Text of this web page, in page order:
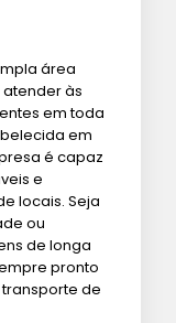
área
às
em toda
em
é capaz
​​e
locais. Seja
ou
de longa
pronto
de